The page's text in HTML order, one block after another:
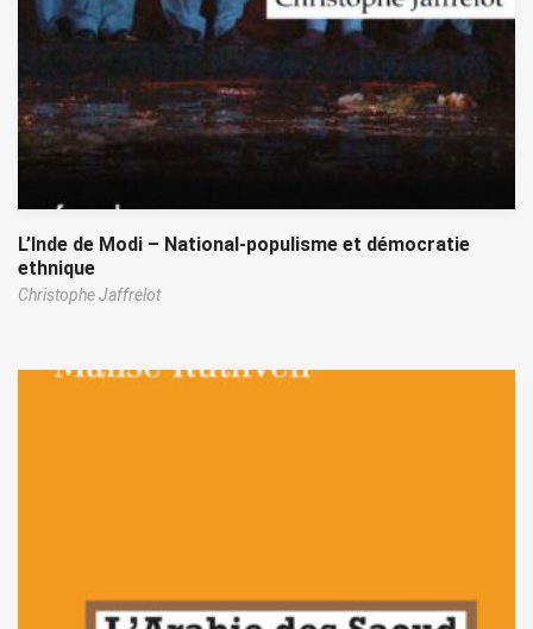
L’Inde de Modi – National-populisme et démocratie
ethnique
Christophe Jaffrelot